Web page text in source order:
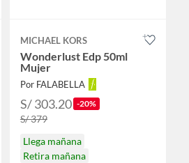
MICHAEL KORS
Wonderlust Edp 50ml
Mujer
Por FALABELLA
S/ 303.20 -20%
S/ 379
Llega mañana
Retira mañana